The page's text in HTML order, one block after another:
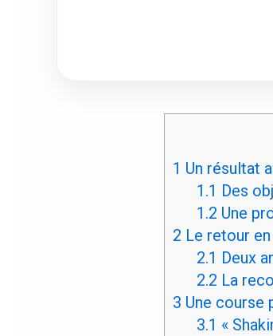
1 Un résultat
1.1 Des
1.2 Une
2 Le retour
2.1 Deux
2.2 La
3 Une course
3.1 «